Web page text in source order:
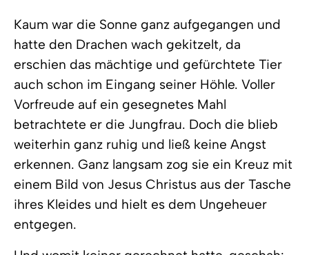
Kaum war die Sonne ganz aufgegangen und
hatte den Drachen wach gekitzelt, da
erschien das mächtige und gefürchtete Tier
auch schon im Eingang seiner Höhle. Voller
Vorfreude auf ein gesegnetes Mahl
betrachtete er die Jungfrau. Doch die blieb
weiterhin ganz ruhig und ließ keine Angst
erkennen. Ganz langsam zog sie ein Kreuz mit
einem Bild von Jesus Christus aus der Tasche
ihres Kleides und hielt es dem Ungeheuer
entgegen.